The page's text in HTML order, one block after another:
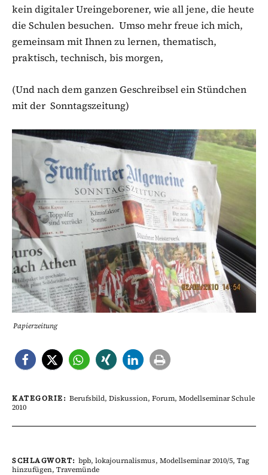
kein digitaler Ureingeborener, wie all jene, die heute
die Schulen besuchen. Umso mehr freue ich mich,
gemeinsam mit Ihnen zu lernen, thematisch,
praktisch, technisch, bis morgen,
(Und nach dem ganzen Geschreibsel ein Stündchen
mit der Sonntagszeitung)
Papierzeitung
KATEGORIE: Berufsbild, Diskussion, Forum, Modellseminar Schule
2010
SCHLAGWORT: bpb, lokajournalismus, Modellseminar 2010/5, Tag
hinzufügen, Travemünde